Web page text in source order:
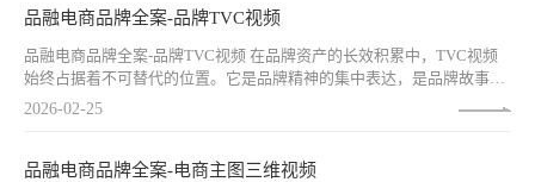
品融电商品牌全案-品牌TVC视频
品融电商品牌全案-品牌TVC视频 在品牌资产的长效积累中，TVC视频
始终占据着不可替代的位置。它是品牌精神的集中表达，是品牌故事的
深度讲述，是品牌与消费者建立情感连接的“高光时刻”。一支优秀的品
2026-02-25
品融电商品牌全案-电商主图三维视频